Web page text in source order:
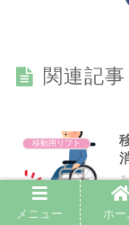
関連記事
移動用リフト
メニュー ホー